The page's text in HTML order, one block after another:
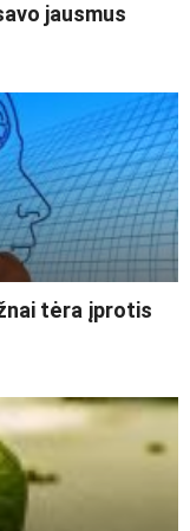
jausmus
tėra įprotis